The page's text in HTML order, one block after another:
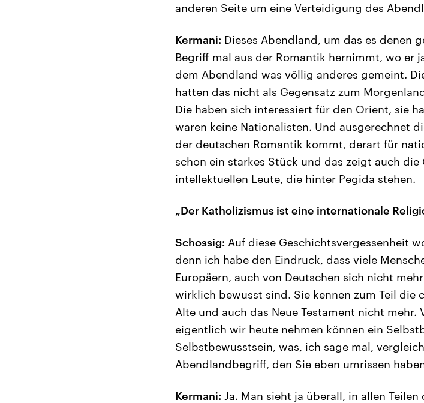
anderen Seite um eine Verteidigung des
Kermani: Dieses Abendland, um das es denen
Begriff mal aus der Romantik hernimmt, wo er
dem Abendland was völlig anderes gemeint.
hatten das nicht als Gegensatz zum
Die haben sich interessiert für den Orient, sie
waren keine Nationalisten. Und ausgerechnet
der deutschen Romantik kommt, derart für
schon ein starkes Stück und das zeigt auch
intellektuellen Leute, die hinter Pegida stehen.
„Der Katholizismus ist eine internationale
Schossig: Auf diese Geschichtsvergessenheit
denn ich habe den Eindruck, dass viele
Europäern, auch von Deutschen sich nicht
wirklich bewusst sind. Sie kennen zum Teil die
Alte und auch das Neue Testament nicht
eigentlich wir heute nehmen können ein
Selbstbewusstsein, was, ich sage mal,
Abendlandbegriff, den Sie eben umrissen
Kermani: Ja. Man sieht ja überall, in allen